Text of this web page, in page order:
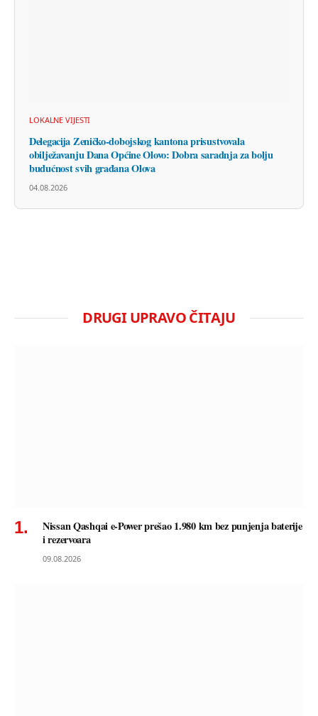
LOKALNE VIJESTI
Delegacija Zeničko-dobojskog kantona prisustvovala
obilježavanju Dana Općine Olovo: Dobra saradnja za bolju
budućnost svih građana Olova
04.08.2026
DRUGI UPRAVO ČITAJU
Nissan Qashqai e-Power prešao 1.980 km bez punjenja baterije
i rezervoara
09.08.2026